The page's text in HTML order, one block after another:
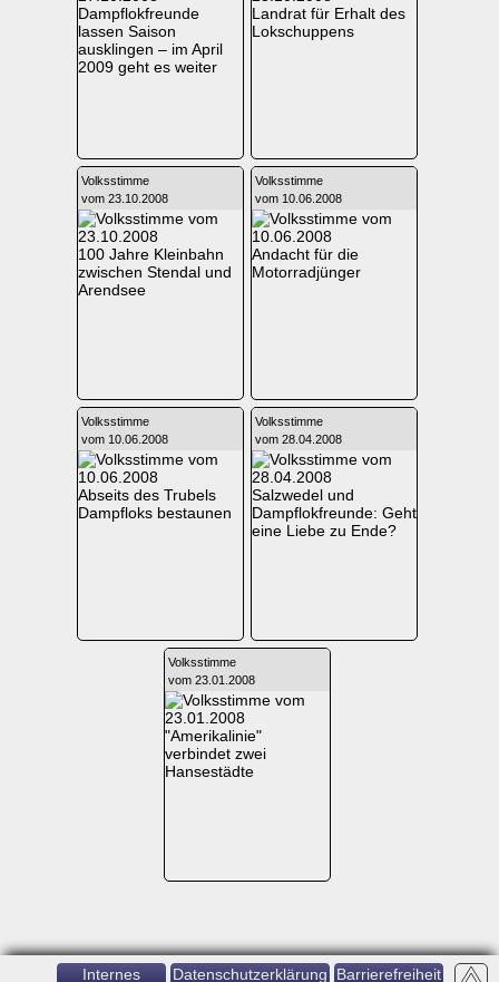
Dampflokfreunde
lassen Saison
ausklingen – im April
2009 geht es weiter
Landrat für Erhalt des
Lokschuppens
Volksstimme
vom 23.10.2008
100 Jahre Kleinbahn
zwischen Stendal und
Arendsee
Volksstimme
vom 10.06.2008
Andacht für die
Motorradjünger
Volksstimme
vom 10.06.2008
Abseits des Trubels
Dampfloks bestaunen
Volksstimme
vom 28.04.2008
Salzwedel und
Dampflokfreunde: Geht
eine Liebe zu Ende?
Volksstimme
vom 23.01.2008
"Amerikalinie"
verbindet zwei
Hansestädte
Internes Datenschutzerklärung Barrierefreiheit